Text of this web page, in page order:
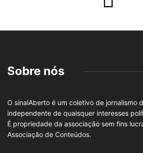
Sobre nós
O sinalAberto é um coletivo de jornalismo
independente de quaisquer interesses
É propriedade da associação sem fins
Associação de Conteúdos.